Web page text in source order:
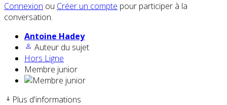
Connexion ou Créer un compte pour participer à la
conversation.
Antoine Hadey
Auteur du sujet
Hors Ligne
Membre junior
Plus d'informations